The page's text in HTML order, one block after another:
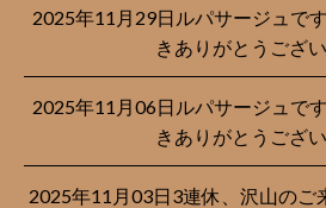
2025年11月29日ルパサージュで
きありがとうござ
2025年11月06日ルパサージュで
きありがとうござ
2025年11月03日3連休、沢山のご